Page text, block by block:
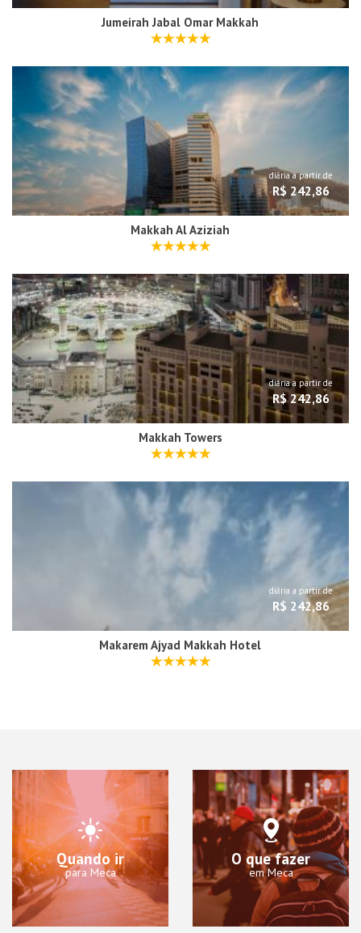
Jumeirah Jabal Omar Makkah
diária a partir de
R$ 242,86
Makkah Al Aziziah
diária a partir de
R$ 242,86
Makkah Towers
diária a partir de
R$ 242,86
Makarem Ajyad Makkah Hotel
Quando ir
para Meca
O que fazer
em Meca